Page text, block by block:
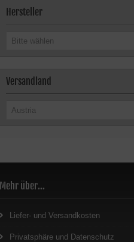
Hersteller
Bitte wählen
Versandland
Austria
Mehr über...
Liefer- und Versandkosten
Privatsphäre und Datenschutz